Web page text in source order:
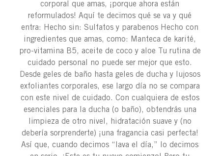
corporal que amas, ¡porque ahora están
reformulados! Aquí te decimos qué se va y qué
entra: Hecho sin: Sulfatos y parabenos Hecho con
ingredientes que amas, como: Manteca de karité,
pro-vitamina B5, aceite de coco y aloe Tu rutina de
cuidado personal no puede ser mejor que esto.
Desde geles de baño hasta geles de ducha y lujosos
exfoliantes corporales, ese largo día no se compara
con este nivel de cuidado. Con cualquiera de estos
esenciales para la ducha (o baño), obtendrás una
limpieza de otro nivel, hidratación suave y (no
debería sorprenderte) ¡una fragancia casi perfecta!
Así que, cuando decimos “lava el día,” lo decimos